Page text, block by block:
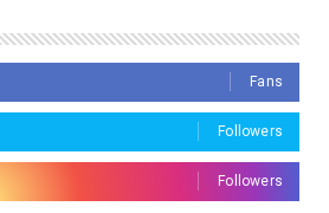
Fans
Followers
Followers